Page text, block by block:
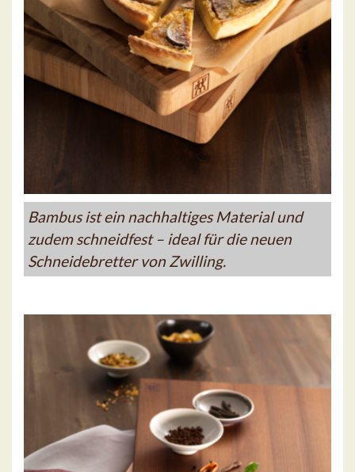
Bambus ist ein nachhaltiges Material und
zudem schneidfest – ideal für die neuen
Schneidebretter von Zwilling.